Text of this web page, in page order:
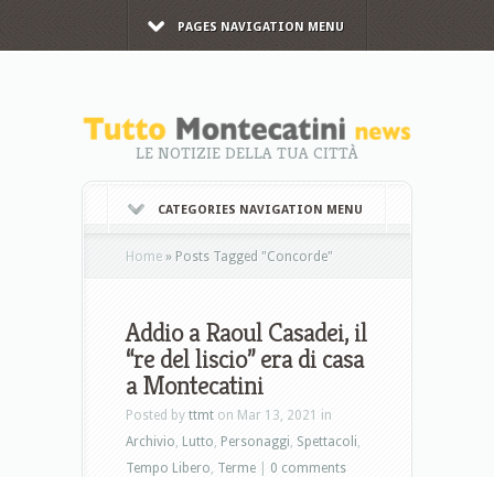
PAGES NAVIGATION MENU
LE NOTIZIE DELLA TUA CITTÀ
CATEGORIES NAVIGATION MENU
Home » Posts Tagged "Concorde"
Addio a Raoul Casadei, il
“re del liscio” era di casa
a Montecatini
Posted by ttmt on Mar 13, 2021 in
Archivio, Lutto, Personaggi, Spettacoli,
Tempo Libero, Terme
0 comments